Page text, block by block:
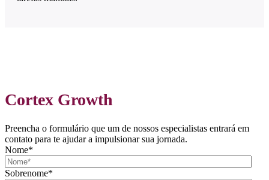
Cortex Growth
Preencha o formulário que um de nossos especialistas entrará em
contato para te ajudar a impulsionar sua jornada.
Nome*
Sobrenome*